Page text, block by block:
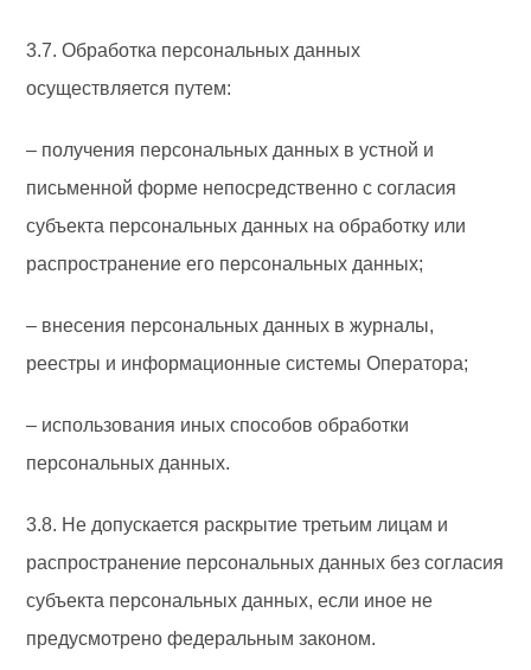
3.7. Обработка персональных данных
осуществляется путем:
– получения персональных данных в устной и
письменной форме непосредственно с согласия
субъекта персональных данных на обработку или
распространение его персональных данных;
– внесения персональных данных в журналы,
реестры и информационные системы Оператора;
– использования иных способов обработки
персональных данных.
3.8. Не допускается раскрытие третьим лицам и
распространение персональных данных без согласия
субъекта персональных данных, если иное не
предусмотрено федеральным законом.